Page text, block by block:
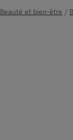
Beauté et bien-être /